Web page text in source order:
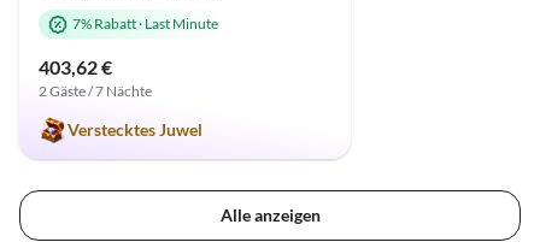
7% Rabatt· Last Minute
403,62 €
2 Gäste / 7 Nächte
Verstecktes Juwel
Alle anzeigen